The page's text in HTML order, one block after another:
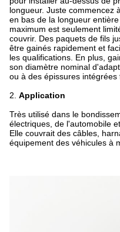
longueur. Juste commencez
en bas de la longueur
maximum est seulement
couvrir. Des paquets de fils
être gainés rapidement et
les qualifications. En plus,
son diamètre nominal
ou à des épissures intégrées
2. Application
Très utilisé dans le
électriques, de l'automobile
Elle couvrait des câbles,
équipement des véhicules à